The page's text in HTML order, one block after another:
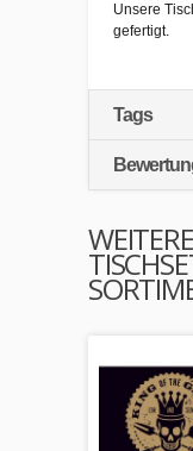
Unsere
gefertigt.
Tags